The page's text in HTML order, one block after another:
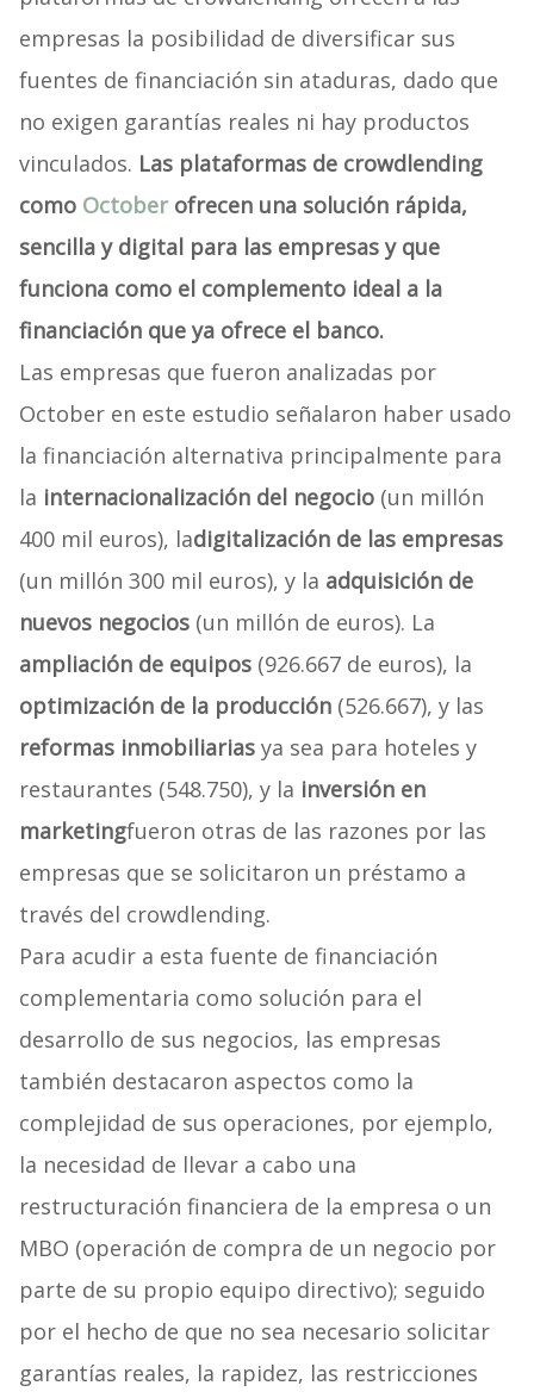
empresas la posibilidad de diversificar sus
fuentes de financiación sin ataduras, dado que
no exigen garantías reales ni hay productos
vinculados. Las plataformas de crowdlending
como Octoberofrecen una solución rápida,
sencilla y digital para las empresas y que
funciona como el complemento ideal a la
financiación que ya ofrece el banco.
Las empresas que fueron analizadas por
October en este estudio señalaron haber usado
la financiación alternativa principalmente para
la internacionalización del negocio(un millón
400 mil euros), ladigitalización de las empresas
(un millón 300 mil euros), y la adquisición de
nuevos negocios(un millón de euros). La
ampliación de equipos(926.667 de euros), la
optimización de la producción(526.667), y las
reformas inmobiliariasya sea para hoteles y
restaurantes (548.750), y la inversión en
marketingfueron otras de las razones por las
empresas que se solicitaron un préstamo a
través del crowdlending.
Para acudir a esta fuente de financiación
complementaria como solución para el
desarrollo de sus negocios, las empresas
también destacaron aspectos como la
complejidad de sus operaciones, por ejemplo,
la necesidad de llevar a cabo una
restructuración financiera de la empresa o un
MBO (operación de compra de un negocio por
parte de su propio equipo directivo); seguido
por el hecho de que no sea necesario solicitar
garantías reales, la rapidez, las restricciones